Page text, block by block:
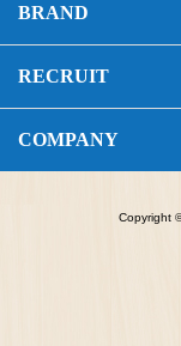
BRAND
RECRUIT
COMPANY
Copyright